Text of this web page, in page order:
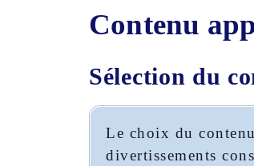
Contenu
Sélection du
Le choix du
divertissements